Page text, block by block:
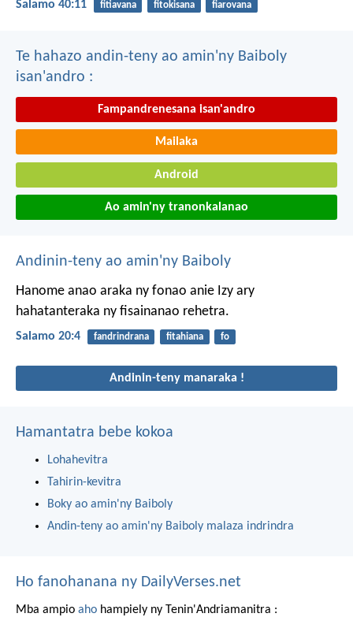
Salamo 40:11 fitiavana fitokisana fiarovana
Te hahazo andin-teny ao amin'ny Baiboly
isan'andro :
Fampandrenesana isan'andro
Mailaka
Android
Ao amin'ny tranonkalanao
Andinin-teny ao amin'ny Baiboly
Hanome anao araka ny fonao anie Izy ary
hahatanteraka ny fisainanao rehetra.
Salamo 20:4 fandrindrana fitahiana fo
Andinin-teny manaraka !
Hamantatra bebe kokoa
Lohahevitra
Tahirin-kevitra
Boky ao amin'ny Baiboly
Andin-teny ao amin'ny Baiboly malaza indrindra
Ho fanohanana ny DailyVerses.net
Mba ampio aho hampiely ny Tenin'Andriamanitra :